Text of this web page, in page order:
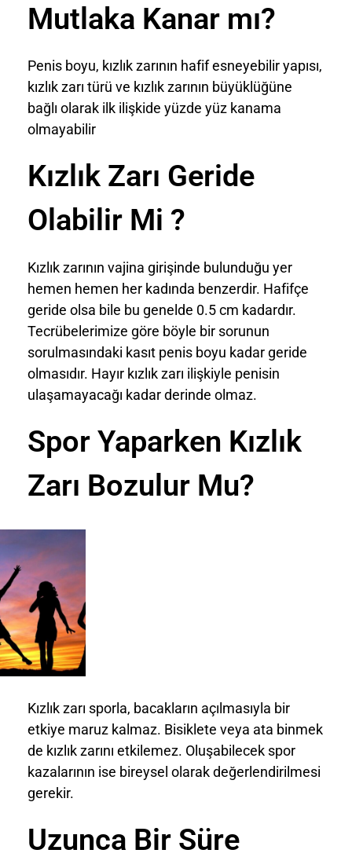
Mutlaka Kanar mı?
Penis boyu, kızlık zarının hafif esneyebilir yapısı,
kızlık zarı türü ve kızlık zarının büyüklüğüne
bağlı olarak ilk ilişkide yüzde yüz kanama
olmayabilir
Kızlık Zarı Geride
Olabilir Mi ?
Kızlık zarının vajina girişinde bulunduğu yer
hemen hemen her kadında benzerdir. Hafifçe
geride olsa bile bu genelde 0.5 cm kadardır.
Tecrübelerimize göre böyle bir sorunun
sorulmasındaki kasıt penis boyu kadar geride
olmasıdır. Hayır kızlık zarı ilişkiyle penisin
ulaşamayacağı kadar derinde olmaz.
Spor Yaparken Kızlık
Zarı Bozulur Mu?
Kızlık zarı sporla, bacakların açılmasıyla bir
etkiye maruz kalmaz. Bisiklete veya ata binmek
de kızlık zarını etkilemez. Oluşabilecek spor
kazalarının ise bireysel olarak değerlendirilmesi
gerekir.
Uzunca Bir Süre